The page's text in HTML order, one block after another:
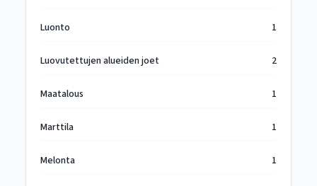
Luonto 1
Luovutettujen alueiden joet 2
Maatalous 1
Marttila 1
Melonta 1